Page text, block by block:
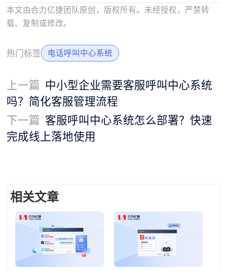
本文由合力亿捷团队原创，版权所有。未经授权，严禁转
载、复制或修改。
热门标签 电话呼叫中心系统
上一篇 中小型企业需要客服呼叫中心系统
吗？简化客服管理流程
下一篇 客服呼叫中心系统怎么部署？快速
完成线上落地使用
相关文章